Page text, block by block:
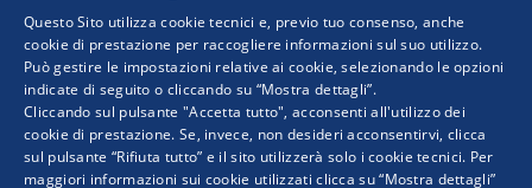
Progetto realizzato da:
Questo Sito utilizza cookie tecnici e, previo tuo consenso, anche
cookie di prestazione per raccogliere informazioni sul suo utilizzo.
Può gestire le impostazioni relative ai cookie, selezionando le opzioni
indicate di seguito o cliccando su “Mostra dettagli”.
Cliccando sul pulsante "Accetta tutto", acconsenti all'utilizzo dei
cookie di prestazione. Se, invece, non desideri acconsentirvi, clicca
sul pulsante “Rifiuta tutto” e il sito utilizzerà solo i cookie tecnici. Per
maggiori informazioni sui cookie utilizzati clicca su “Mostra dettagli”